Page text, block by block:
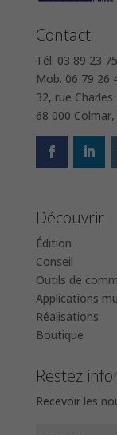
Contact
Tél. 03 89 23
Mob. 06 79 26
32, rue
68 000 Colmar,
Découvrir
Édition
Conseil
Outils de
Applications
Réalisations
Boutique
Restez
Recevoir les